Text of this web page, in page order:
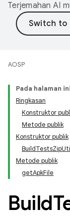
Terjemahan AI
AOSP
Pada halaman ini
Ringkasan
Konstruktor
Metode publik
Konstruktor publik
Metode publik
getApkFile
Build